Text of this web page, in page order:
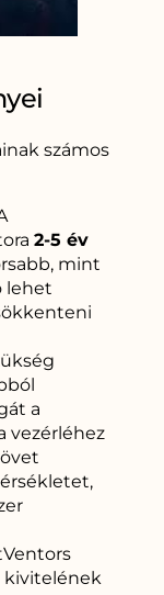
számos
2-5 év
mint
lehet
a
vezérléhez
kivitelének